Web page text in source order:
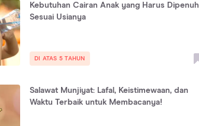
Kebutuhan Cairan Anak yang Harus
Sesuai Usianya
DI ATAS 5 TAHUN
Salawat Munjiyat: Lafal, Keistimewaan, dan
Waktu Terbaik untuk Membacanya!